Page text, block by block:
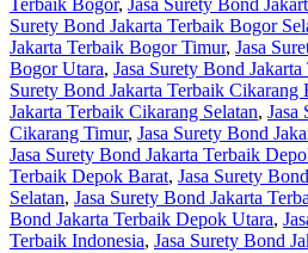
Surety Bond Jakarta Terbaik Bogor
Jakarta Terbaik Bogor Timur, Jasa
Bogor Utara, Jasa Surety Bond
Surety Bond Jakarta Terbaik Cikarang
Jakarta Terbaik Cikarang Selatan, Jasa
Cikarang Timur, Jasa Surety Bond
Jasa Surety Bond Jakarta Terbaik
Terbaik Depok Barat, Jasa Surety
Selatan, Jasa Surety Bond Jakarta
Bond Jakarta Terbaik Depok Utara,
Terbaik Indonesia, Jasa Surety Bond